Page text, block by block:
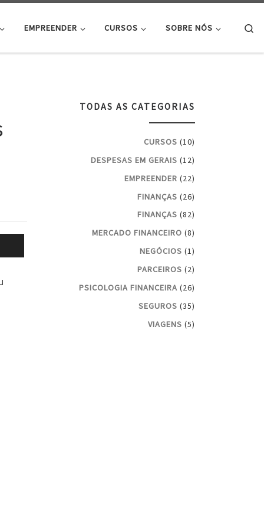
EMPREENDER CURSOS SOBRE NÓS
TODAS AS CATEGORIAS
CURSOS (10)
DESPESAS EM GERAIS (12)
EMPREENDER (22)
FINANÇAS (26)
FINANÇAS (82)
MERCADO FINANCEIRO (8)
NEGÓCIOS (1)
PARCEIROS (2)
PSICOLOGIA FINANCEIRA (26)
SEGUROS (35)
VIAGENS (5)